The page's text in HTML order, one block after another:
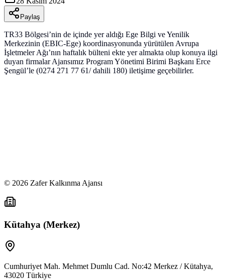
Paylaş
TR33 Bölgesi’nin de içinde yer aldığı Ege Bilgi ve Yenilik
Merkezinin (EBIC-Ege) koordinasyonunda yürütülen Avrupa
İşletmeler Ağı’nın haftalık bülteni ekte yer almakta olup konuya ilgi
duyan firmalar Ajansımız Program Yönetimi Birimi Başkanı Erce
Şengül’le (0274 271 77 61/ dahili 180) iletişime geçebilirler.
© 2026 Zafer Kalkınma Ajansı
Kütahya (Merkez)
Cumhuriyet Mah. Mehmet Dumlu Cad. No:42 Merkez / Kütahya,
43020 Türkiye